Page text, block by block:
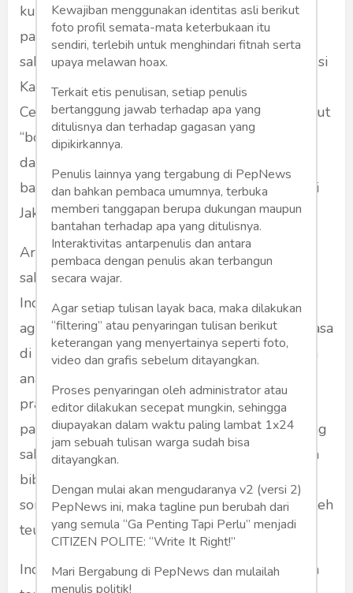
kuring ngarti yen indung jeung budak teh
papada adu argumen ngeunaan dimana
sakuduna Kakang sakola. Ari indungna hayang si
Kakang disakolakeun ka sakola SMA Insan
Cendikia nu ayana di Cirebon, sakola anu disebut
“boarding school” tea. Ari pun anak siga nu teu
daria da meureun manehna teh geus nyawang
bakal jauh ti indung-bapak jeung sobat dalit di
Jakarta.
Ari si cikal teh umurna nincak 14 taun,
sakeudeung deui rengse sakola SMP Annisa.
Indungna keukeuh hayang sakola nu poles
agama jeung ugamana alus, da meureun rumasa
di imah mah kurang waktu jang mere atikan ka
anak sorangan. Ari kuring mah mikirna sarwa
praktis wae, kapanan sakola nu alus teh
pabalatak di Jakarta, na ngadon jauh-jauh neang
sakola ka Cirebon? Memang di Cirebon teh aya
bibina si kakang, nyaeta pun adi pituin kuring
sorangan. Tapi, kapanan jarak Jakarta-Cirebon teh
teu bisa disebut deukeut.
Indung budak teu sirikna ngagorowok jejeritan
Kewajiban menggunakan identitas asli berikut
foto profil semata-mata keterbukaan itu
sendiri, terlebih untuk menghindari fitnah serta
upaya melawan hoax.
Terkait etis penulisan, setiap penulis
bertanggung jawab terhadap apa yang
ditulisnya dan terhadap gagasan yang
dipikirkannya.
Penulis lainnya yang tergabung di PepNews
dan bahkan pembaca umumnya, terbuka
memberi tanggapan berupa dukungan maupun
bantahan terhadap apa yang ditulisnya.
Interaktivitas antarpenulis dan antara
pembaca dengan penulis akan terbangun
secara wajar.
Agar setiap tulisan layak baca, maka dilakukan
“filtering” atau penyaringan tulisan berikut
keterangan yang menyertainya seperti foto,
video dan grafis sebelum ditayangkan.
Proses penyaringan oleh administrator atau
editor dilakukan secepat mungkin, sehingga
diupayakan dalam waktu paling lambat 1x24
jam sebuah tulisan warga sudah bisa
ditayangkan.
Dengan mulai akan mengudaranya v2 (versi 2)
PepNews ini, maka tagline pun berubah dari
yang semula “Ga Penting Tapi Perlu” menjadi
CITIZEN POLITE: “Write It Right!”
Mari Bergabung di PepNews dan mulailah
menulis politik!